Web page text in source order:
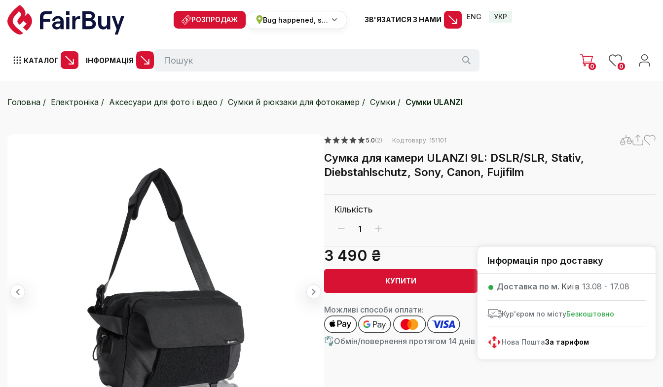
РОЗПРОДАЖ Bug happened, sorry ЗВ'ЯЗАТИСЯ З НАМИ ENG УКР
КАТАЛОГ ІНФОРМАЦІЯ
0 0
Головна Електроніка Аксесуари для фото і відео Сумки й рюкзаки для фотокамер Сумки Сумки ULANZI
5.0(2) Код товару: 151101
Сумка для камери ULANZI 9L: DSLR/SLR, Stativ,
Diebstahlschutz, Sony, Canon, Fujifilm
Кількість
3 490 ₴
КУПИТИ
Можливі способи оплати:
Обмін/повернення протягом 14 днів
Інформація про доставку
Доставка по м. Київ 13.08 - 17.08
Кур'єром по містуБезкоштовно
Нова ПоштаЗа тарифом